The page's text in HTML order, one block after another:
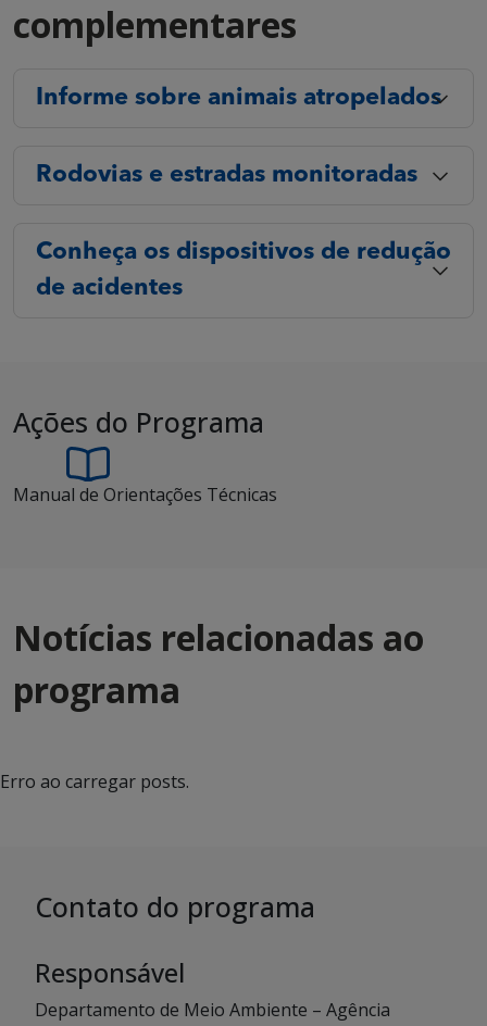
complementares
Informe sobre animais atropelados
Rodovias e estradas monitoradas
Conheça os dispositivos de redução
de acidentes
Ações do Programa
Manual de Orientações Técnicas
Notícias relacionadas ao
programa
Erro ao carregar posts.
Contato do programa
Responsável
Departamento de Meio Ambiente – Agência